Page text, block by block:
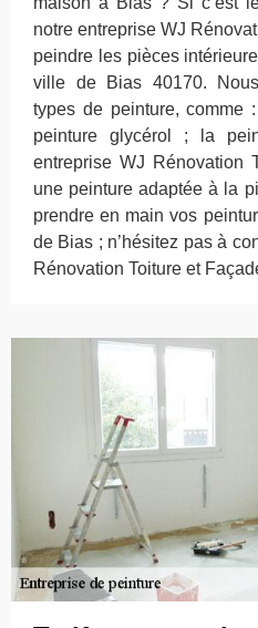
notre entreprise WJ
peindre les pièces
ville de Bias 40170.
types de peinture, comme
peinture glycérol ; la
entreprise WJ Rénovation
une peinture adaptée à la
prendre en main vos
de Bias ; n’hésitez pas à
Rénovation Toiture et